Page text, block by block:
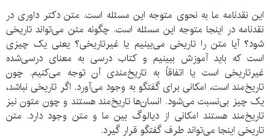
این نقدنامه ما به نحوی متوجه این مسئله است. متن دکتر داوری در
نقدنامه در اینجا متوجه این مسئله است. چگونه متن می‌تواند تاریخی
شود؟ آیا متن را تاریخی می‌بینیم یا غیرتاریخی؟ یعنی یک چیزی
است که باید آموزش ببینیم و کتاب درسی به معنای درسی‌شده
غیرتاریخی است یا اتفاقاً به تاریخ‌مندی آن توجه می‌کنیم. چون
تاریخ‌مند است، امکانی برای گفتگو به وجود می‌آورد. اگر تاریخی نباشد،
یک چیز بی‌نسبت می‌شود. انسان‌ها تاریخ‌مند هستند و چون متون نیز
تاریخ‌مند هستند امکانی از دیالوگ بین ما و متن وجود دارد. متن
تاریخی اینجا می‌تواند طرف گفتگو قرار گیرد.